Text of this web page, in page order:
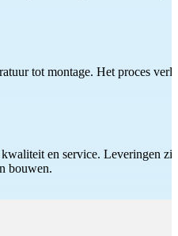
tot montage. Het proces
en service. Leveringen
bouwen.